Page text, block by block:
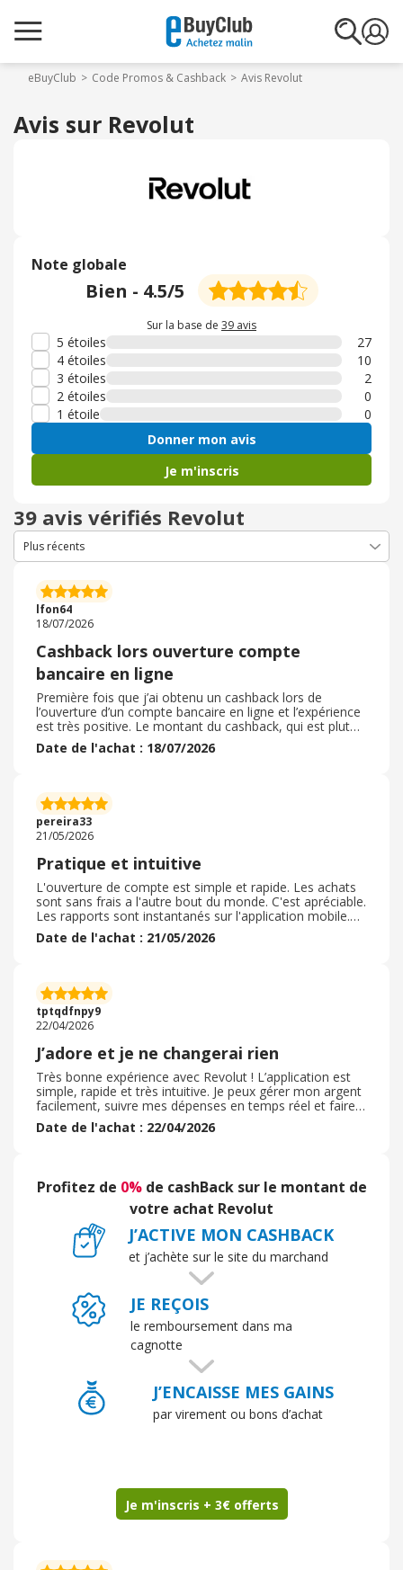
eBuyClub Code Promos & Cashback Avis Revolut
Avis sur Revolut
Note globale
Bien - 4.5/5
Sur la base de 39 avis
5 étoiles
27
4 étoiles
10
3 étoiles
2
2 étoiles
0
1 étoile
0
Donner mon avis
Je m'inscris
39 avis vérifiés Revolut
lfon64
18/07/2026
Cashback lors ouverture compte
bancaire en ligne
Première fois que j’ai obtenu un cashback lors de
l’ouverture d’un compte bancaire en ligne et l’expérience
est très positive. Le montant du cashback, qui est plutôt
attractif car même la banque ne propose pas ce
montant lors de l’ouverture du compte, arrive
bancaire, effectuer un premier achat, fournir les
documents… puis le cashback qui était en attente a été
validé un peu plus d’un mois après l’ouverture du compte
bancaire. Je ne peux que recommander ce type de
cashback auprès de Revolut !
Date de l'achat : 18/07/2026
pereira33
21/05/2026
Pratique et intuitive
L'ouverture de compte est simple et rapide. Les achats
sont sans frais a l'autre bout du monde. C'est apréciable.
Les rapports sont instantanés sur l'application mobile.
Budget visible par poste de dépenses. Reception de la
carte rapide et suivi postal infaillible. Je recommande car
mais ça c'est de mon fait car je n'en ai entendu que du
bien. Rien à dire en résumé. J'ai hâte de m'en servir , cela
serait un bon présage...
Date de l'achat : 21/05/2026
tptqdfnpy9
22/04/2026
J’adore et je ne changerai rien
Très bonne expérience avec Revolut ! L’application est
simple, rapide et très intuitive. Je peux gérer mon argent
facilement, suivre mes dépenses en temps réel et faire
des virements en quelques secondes. J’apprécie
particulièrement le fait de pouvoir payer à l’étranger sans
instantanées permettent de garder le contrôle sur son
compte à tout moment. L’ouverture du compte a été
rapide et tout se fait directement depuis le téléphone,
sans complication. Les fonctionnalités proposées sont
complètes et modernes. Pour moi, Revolut est une
excellente alternative aux banques classiques, surtout
pour un usage quotidien et les déplacements à
l’étranger. Je recommande sans hésiter !
Date de l'achat : 22/04/2026
Profitez de 0%de cashBack sur le montant de
votre achat Revolut
J’ACTIVE MON CASHBACK
et j’achète sur le site du marchand
JE REÇOIS
le remboursement dans ma
cagnotte
J’ENCAISSE MES GAINS
par virement ou bons d’achat
Je m'inscris + 3€ offerts